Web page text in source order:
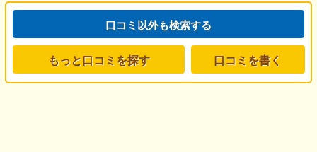
口コミ以外も検索する
もっと口コミを探す 口コミを書く